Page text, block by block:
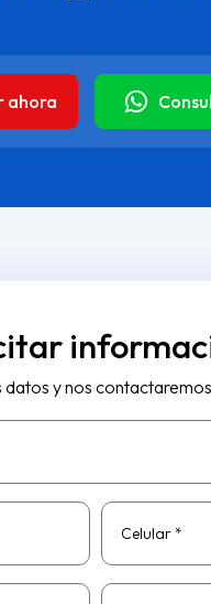
ahora
datos y nos
Celular *